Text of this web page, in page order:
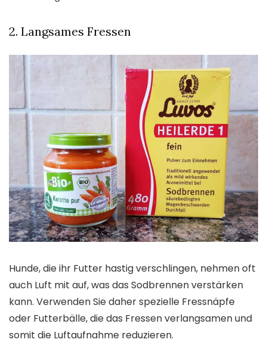
2. Langsames Fressen
Hunde, die ihr Futter hastig verschlingen, nehmen oft
auch Luft mit auf, was das Sodbrennen verstärken
kann. Verwenden Sie daher spezielle Fressnäpfe
oder Futterbälle, die das Fressen verlangsamen und
somit die Luftaufnahme reduzieren.